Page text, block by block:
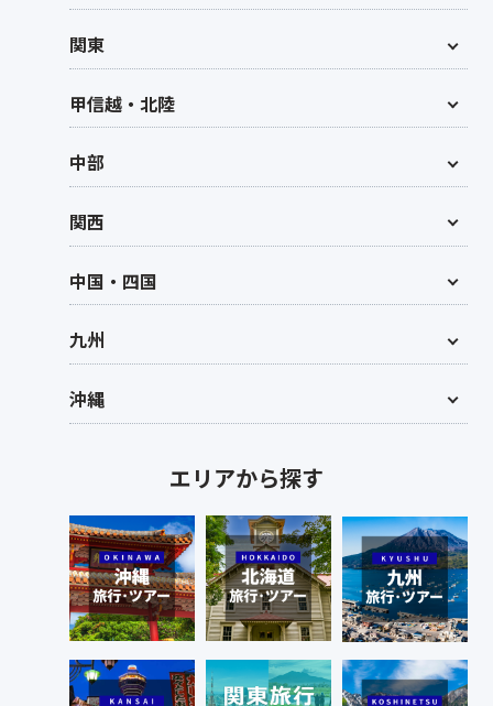
関東
甲信越・北陸
中部
関西
中国・四国
九州
沖縄
エリアから探す